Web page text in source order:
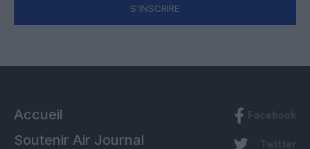
S'INSCRIRE
Accueil
Soutenir Air Journal